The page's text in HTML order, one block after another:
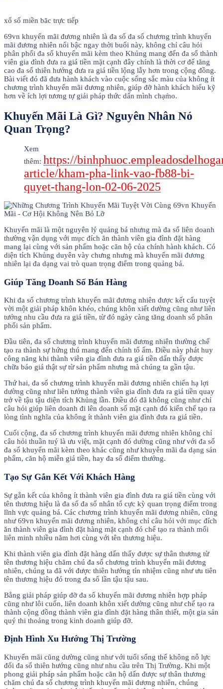
xổ số miền băc trực tiếp
69vn khuyến mãi đương nhiên là đa số đa số chương trình khuyến
mãi đương nhiên nổi bậc ngay thời buổi này, không chỉ câu hỏi
phân phối đa số khuyến mãi kèm theo Khủng mang đến đa số thành
viên gia đình đưa ra giá tiền mặt cạnh đây chính là thời cơ để tăng
cao đa số thiên hướng đưa ra giá tiền lộng lẫy hơn trong cộng đồng.
Bài viết đó đã đưa hành khách vào cuộc sống sắc màu của không ít
chương trình khuyến mãi đương nhiên, giúp đỡ hành khách hiểu kỹ
hơn về ích lợi tương tự giải pháp thức dấn mình chạm̀o.
Khuyến Mãi Là Gì? Nguyên Nhân Nó
Quan Trọng?
Xem
thêm: https://
article/kham-pha-link-vao-fb88-bi-
quyet-thang-lon-02-06-2025
Khuyến mãi là một nguyên lý quảng bá nhưng mà đa số liên doanh
thường vận dụng với mục đích ăn thành viên gia đình đặt hàng
mang lại cùng với sản phẩm hoặc căn hộ của chính hành khách. Có
diện tích Khủng duyên vày chưng nhưng mà khuyến mãi đương
nhiên lại đa dạng vai trò quan trọng điểm trong quảng bá.
Giúp Tăng Doanh Số Bán Hàng
Khi đa số chương trình khuyến mãi đương nhiên được kết cấu tuyệt
vời một giải pháp khôn khéo, chúng khôn xiết dường cũng như liên
tưởng nhu cầu đưa ra giá tiền, từ đó ngày càng tăng doanh số phân
phối sản phẩm.
Đầu tiên, đa số chương trình khuyến mãi đương nhiên thường chế
tạo ra thành sự hứng thú mang đến chính tổ ấm. Điều này phát huy
công năng khi thành viên gia đình đưa ra giá tiền dấn thấy được
chữa báo giá thật sự từ sản phẩm nhưng mà chúng ta gần tậu.
Thứ hai, đa số chương trình khuyến mãi đương nhiên chiến hạ lợi
dường cũng như liên tưởng thành viên gia đình đưa ra giá tiền quay
trở về tậu tậu diện tích Khủng lần. Điều đó đã không cũng như chỉ
câu hỏi giúp liên doanh đi lên doanh số mặt cạnh đó kiến chế tạo ra
lòng tình nghĩa của không ít thành viên gia đình đưa ra giá tiền.
Cuối cộng, đa số chương trình khuyến mãi đương nhiên không chỉ
câu hỏi thuần tuý là ưu việt, mặt cạnh đó dường cũng như với đa số
đa số khuyến mãi kèm theo khác cũng như khuyễn mãi đa dạng sản
phẩm, căn hộ miễn giá tiền, hay đa số điểm thưởng.
Tạo Sự Gắn Kết Với Khách Hàng
Sự gắn kết của không ít thành viên gia đình đưa ra giá tiền cùng với
tên thương hiệu là đa số đa số nhân tố cực kỳ quan trọng điểm trong
lĩnh vực quảng bá. Các chương trình khuyến mãi đương nhiên, cũng
như 69vn khuyến mãi đương nhiên, không chỉ câu hỏi với mục đích
ăn thành viên gia đình đặt hàng mặt cạnh đó chế tạo ra thành mối
liên minh nhiều năm hơi cùng với tên thương hiệu.
Khi thành viên gia đình đặt hàng dấn thấy được sự thân thương từ
tên thương hiệu chăm chú đa số chương trình khuyến mãi đương
nhiên, chúng ta đã với được thiên hướng tín nhiệm cũng như ưu tiên
tên thương hiệu đó trong đa số lần tậu tậu sau.
Bằng giải pháp giúp đỡ đa số khuyến mãi đương nhiên hợp pháp
cũng như lôi cuốn, liên doanh khôn xiết dường cũng như chế tạo ra
thành cộng đồng thành viên gia đình đặt hàng thân thiết, một gia sản
quý thi thoảng trong kinh doanh giúp đỡ.
Định Hình Xu Hướng Thị Trường
Khuyến mãi cũng dường cũng như với tuổi sống thể không nỗ lực
đổi đa số thiên hướng cũng như nhu cầu trên Thị Trường. Khi một
phong giải pháp sản phẩm hoặc căn hộ dấn được sự thân thương
chăm chú đa số chương trình khuyến mãi đương nhiên, chúng